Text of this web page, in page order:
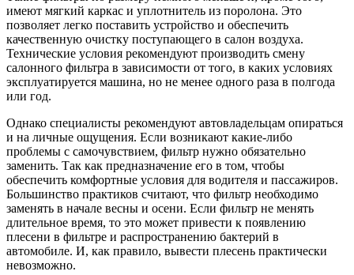
имеют мягкий каркас и уплотнитель из поролона. Это
позволяет легко поставить устройство и обеспечить
качественную очистку поступающего в салон воздуха.
Технические условия рекомендуют производить смену
салонного фильтра в зависимости от того, в каких условиях
эксплуатируется машина, но не менее одного раза в полгода
или год.
Однако специалисты рекомендуют автовладельцам опираться
и на личные ощущения. Если возникают какие-либо
проблемы с самочувствием, фильтр нужно обязательно
заменить. Так как предназначение его в том, чтобы
обеспечить комфортные условия для водителя и пассажиров.
Большинство практиков считают, что фильтр необходимо
заменять в начале весны и осени. Если фильтр не менять
длительное время, то это может привести к появлению
плесени в фильтре и распространению бактерий в
автомобиле. И, как правило, вывести плесень практически
невозможно.